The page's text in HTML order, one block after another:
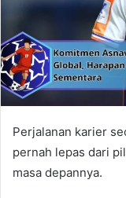
Perjalanan karier
pernah lepas dari
masa depannya.